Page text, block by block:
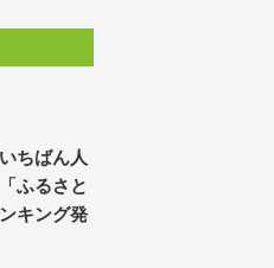
ちばん人
ふるさと
キング発